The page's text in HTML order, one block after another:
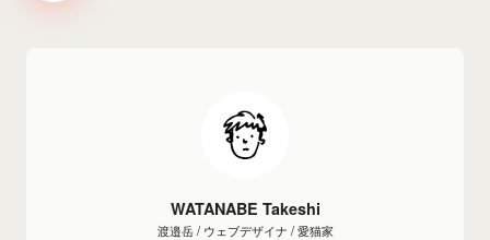
WATANABE Takeshi
渡邉岳 / ウェブデザイナ / 愛猫家